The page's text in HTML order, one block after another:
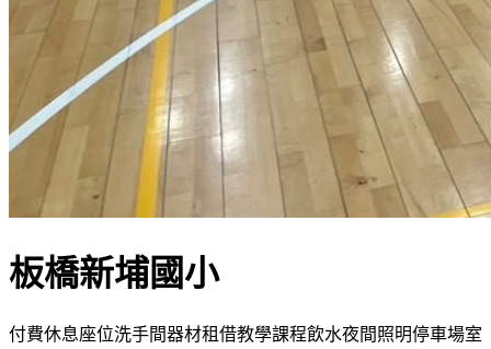
板橋新埔國小
付費休息座位洗手間器材租借教學課程飲水夜間照明停車場室